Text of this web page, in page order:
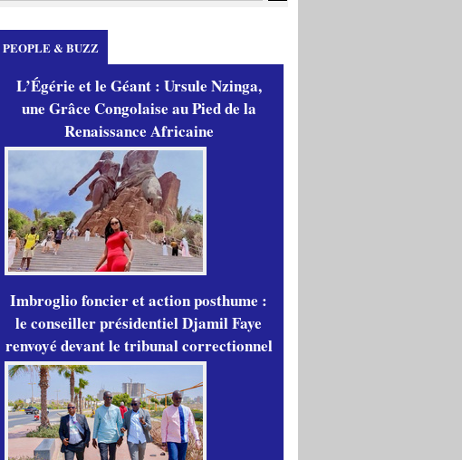
PEOPLE & BUZZ
L’Égérie et le Géant : Ursule Nzinga,
une Grâce Congolaise au Pied de la
Renaissance Africaine
Imbroglio foncier et action posthume :
le conseiller présidentiel Djamil Faye
renvoyé devant le tribunal correctionnel